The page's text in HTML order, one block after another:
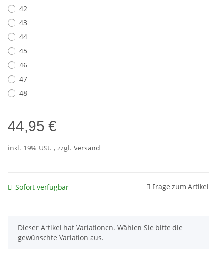
42
43
44
45
46
47
48
44,95 €
inkl. 19% USt. , zzgl. Versand
Sofort verfügbar Frage zum Artikel
x
Dieser Artikel hat Variationen. Wählen Sie bitte die
gewünschte Variation aus.